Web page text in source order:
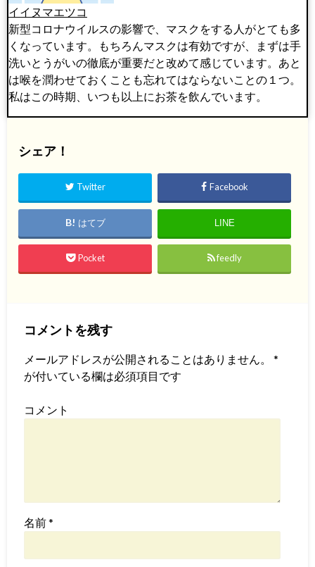
イイヌマエツコ
新型コロナウイルスの影響で、マスクをする人がとても多
くなっています。もちろんマスクは有効ですが、まずは手
洗いとうがいの徹底が重要だと改めて感じています。あと
は喉を潤わせておくことも忘れてはならないことの１つ。
私はこの時期、いつも以上にお茶を飲んでいます。
シェア！
Twitter Facebook
はてブ LINE
Pocket feedly
コメントを残す
メールアドレスが公開されることはありません。
*
が付いている欄は必須項目です
コメント
名前*